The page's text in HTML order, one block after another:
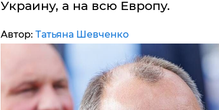
Украину, а на всю Европу.
Автор: Татьяна Шевченко